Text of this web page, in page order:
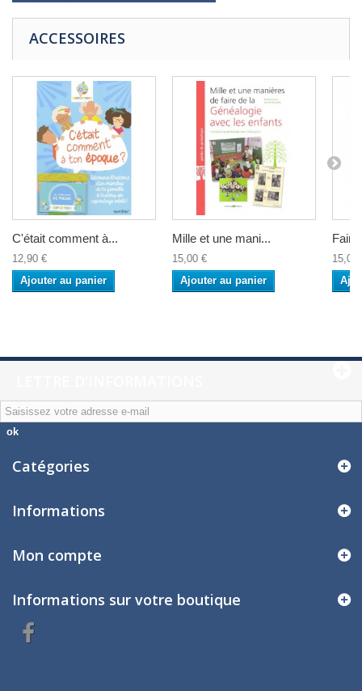
ACCESSOIRES
C'était comment à...
12,90 €
Ajouter au panier
Mille et une mani...
15,00 €
Ajouter au panier
Faire
15,00
ok
Catégories
Informations
Mon compte
Informations sur votre boutique